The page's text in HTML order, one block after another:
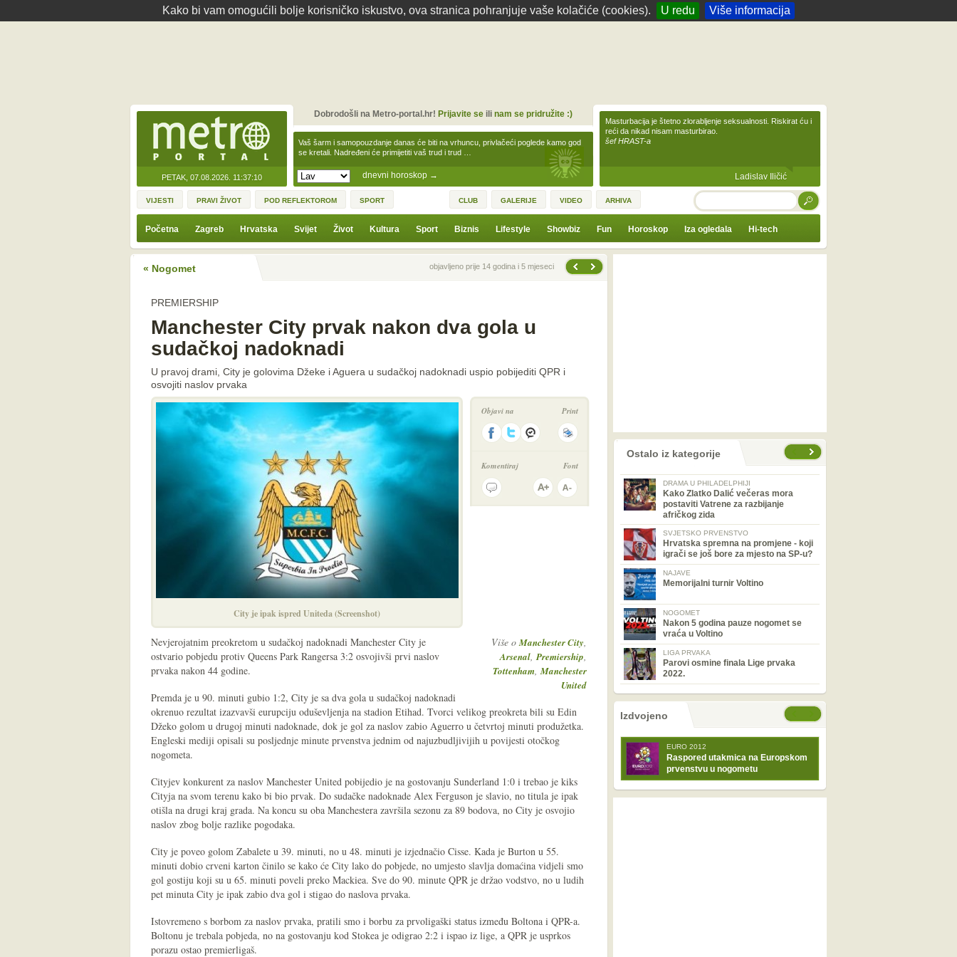
Kako bi vam omogućili bolje korisničko iskustvo, ova stranica pohranjuje vaše kolačiće (cookies). U redu Više informacija
PETAK, 07.08.2026. 11:37:10 dnevni horoskop →
Vaš šarm i samopouzdanje danas će biti na vrhuncu, privlačeći poglede kamo god
se kretali. Nadređeni će primijetiti vaš trud i trud …
Dobrodošli na Metro-portal.hr! Prijavite seili nam se pridružite :)
Masturbacija je štetno zlorabljenje seksualnosti. Riskirat ću i
reći da nikad nisam masturbirao.
šef HRAST-a
Ladislav Iličić
VIJESTI PRAVI ŽIVOT POD REFLEKTOROM SPORT CLUB GALERIJE VIDEO ARHIVA TRAŽI
Početna Zagreb Hrvatska Svijet Život Kultura Sport Biznis Lifestyle Showbiz Fun Horoskop Iza ogledala Hi-tech
« Nogomet Prethodna vijestobjavljeno prije 14 godina i 5 mjeseci
PREMIERSHIP
Manchester City prvak nakon dva gola u
sudačkoj nadoknadi
U pravoj drami, City je golovima Džeke i Aguera u sudačkoj nadoknadi uspio pobijediti QPR i
osvojiti naslov prvaka
City je ipak ispred Uniteda (Screenshot)
Objavi na Print
Komentiraj Font
Više oManchester City,
Arsenal,Premiership,
Tottenham,Manchester
United
Nevjerojatnim preokretom u sudačkoj nadoknadi Manchester City je
ostvario pobjedu protiv Queens Park Rangersa 3:2 osvojivši prvi naslov
prvaka nakon 44 godine.
Premda je u 90. minuti gubio 1:2, City je sa dva gola u sudačkoj nadoknadi
okrenuo rezultat izazvavši eurupciju oduševljenja na stadion Etihad. Tvorci velikog preokreta bili su Edin
Džeko golom u drugoj minuti nadoknade, dok je gol za naslov zabio Aguerro u četvrtoj minuti produžetka.
Engleski mediji opisali su posljednje minute prvenstva jednim od najuzbudljivijih u povijesti otočkog
nogometa.
Cityjev konkurent za naslov Manchester United pobijedio je na gostovanju Sunderland 1:0 i trebao je kiks
Cityja na svom terenu kako bi bio prvak. Do sudačke nadoknade Alex Ferguson je slavio, no titula je ipak
otišla na drugi kraj grada. Na koncu su oba Manchestera završila sezonu za 89 bodova, no City je osvojio
naslov zbog bolje razlike pogodaka.
City je poveo golom Zabalete u 39. minuti, no u 48. minuti je izjednačio Cisse. Kada je Burton u 55.
minuti dobio crveni karton činilo se kako će City lako do pobjede, no umjesto slavlja domaćina vidjeli smo
gol gostiju koji su u 65. minuti poveli preko Mackiea. Sve do 90. minute QPR je držao vodstvo, no u ludih
pet minuta City je ipak zabio dva gol i stigao do naslova prvaka.
Istovremeno s borbom za naslov prvaka, pratili smo i borbu za prvoligaški status između Boltona i QPR-a.
Boltonu je trebala pobjeda, no na gostovanju kod Stokea je odigrao 2:2 i ispao iz lige, a QPR je usprkos
porazu ostao premierligaš.
Ostalo iz kategorije
DRAMA U PHILADELPHIJI
Kako Zlatko Dalić večeras mora
postaviti Vatrene za razbijanje
afričkog zida
SVJETSKO PRVENSTVO
Hrvatska spremna na promjene - koji
igrači se još bore za mjesto na SP-u?
NAJAVE
Memorijalni turnir Voltino
NOGOMET
Nakon 5 godina pauze nogomet se
vraća u Voltino
LIGA PRVAKA
Parovi osmine finala Lige prvaka
2022.
nema prethodne stranice
nema sljedeće stranice
Izdvojeno
EURO 2012
Raspored utakmica na Europskom
prvenstvu u nogometu